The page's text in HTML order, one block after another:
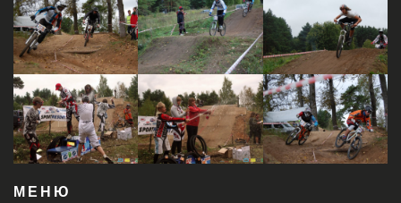
МЕНЮ